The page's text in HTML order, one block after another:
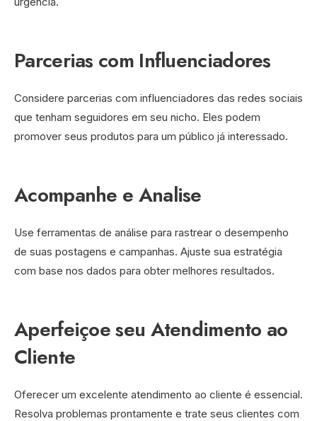
Parcerias com Influenciadores
Considere parcerias com influenciadores das redes sociais
que tenham seguidores em seu nicho. Eles podem
promover seus produtos para um público já interessado.
Acompanhe e Analise
Use ferramentas de análise para rastrear o desempenho
de suas postagens e campanhas. Ajuste sua estratégia
com base nos dados para obter melhores resultados.
Aperfeiçoe seu Atendimento ao
Cliente
Oferecer um excelente atendimento ao cliente é essencial.
Resolva problemas prontamente e trate seus clientes com